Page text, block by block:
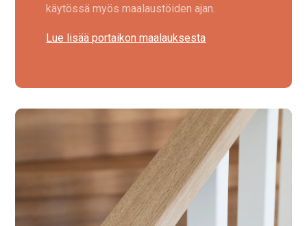
käytössä myös maalaustöiden ajan.
Lue lisää portaikon maalauksesta